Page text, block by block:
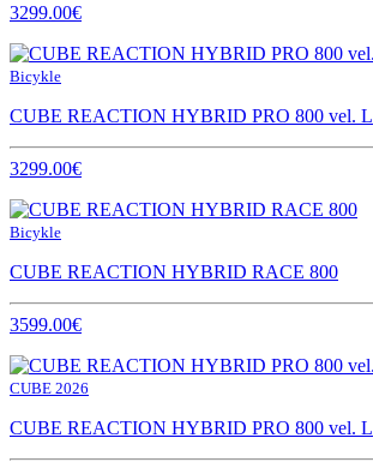
3299.00€
Bicykle
CUBE REACTION HYBRID PRO 800 vel. L
3299.00€
Bicykle
CUBE REACTION HYBRID RACE 800
3599.00€
CUBE 2026
CUBE REACTION HYBRID PRO 800 vel. L